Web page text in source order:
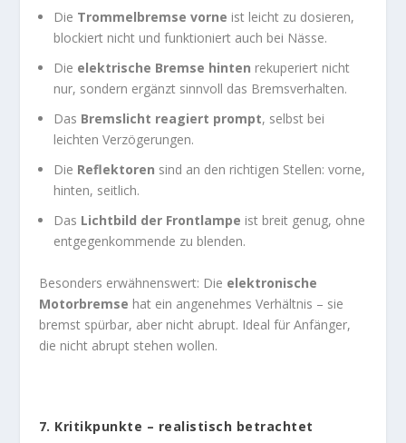
Die Trommelbremse vorne ist leicht zu dosieren,
blockiert nicht und funktioniert auch bei Nässe.
Die elektrische Bremse hinten rekuperiert nicht
nur, sondern ergänzt sinnvoll das Bremsverhalten.
Das Bremslicht reagiert prompt, selbst bei
leichten Verzögerungen.
Die Reflektoren sind an den richtigen Stellen: vorne,
hinten, seitlich.
Das Lichtbild der Frontlampe ist breit genug, ohne
entgegenkommende zu blenden.
Besonders erwähnenswert: Die elektronische
Motorbremse hat ein angenehmes Verhältnis – sie
bremst spürbar, aber nicht abrupt. Ideal für Anfänger,
die nicht abrupt stehen wollen.
7. Kritikpunkte – realistisch betrachtet